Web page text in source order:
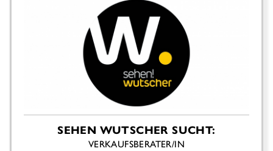
SEHEN WUTSCHER SUCHT:
VERKAUFSBERATER/IN